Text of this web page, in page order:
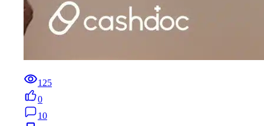
125
0
10